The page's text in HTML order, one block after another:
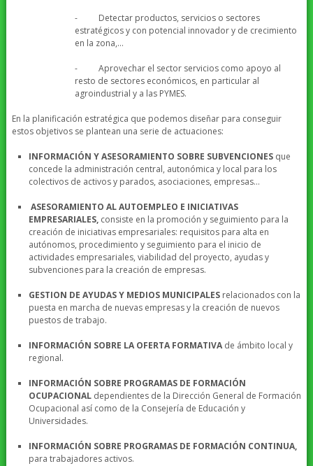
- Detectar productos, servicios o sectores
estratégicos y con potencial innovador y de crecimiento
en la zona,…
- Aprovechar el sector servicios como apoyo al
resto de sectores económicos, en particular al
agroindustrial y a las PYMES.
En la planificación estratégica que podemos diseñar para conseguir
estos objetivos se plantean una serie de actuaciones:
INFORMACIÓN Y ASESORAMIENTO SOBRE SUBVENCIONESque
concede la administración central, autonómica y local para los
colectivos de activos y parados, asociaciones, empresas…
ASESORAMIENTO AL AUTOEMPLEO E INICIATIVAS
EMPRESARIALES,consiste en la promoción y seguimiento para la
creación de iniciativas empresariales: requisitos para alta en
autónomos, procedimiento y seguimiento para el inicio de
actividades empresariales, viabilidad del proyecto, ayudas y
subvenciones para la creación de empresas.
GESTION DE AYUDAS Y MEDIOS MUNICIPALESrelacionados con la
puesta en marcha de nuevas empresas y la creación de nuevos
puestos de trabajo.
INFORMACIÓN SOBRE LA OFERTA FORMATIVA de ámbito local y
regional.
INFORMACIÓN SOBRE PROGRAMAS DE FORMACIÓN
OCUPACIONAL dependientes de la Dirección General de Formación
Ocupacional así como de la Consejería de Educación y
Universidades.
INFORMACIÓN SOBRE PROGRAMAS DE FORMACIÓN CONTINUA,
para trabajadores activos.